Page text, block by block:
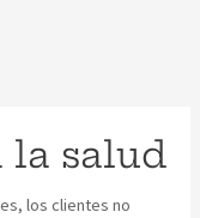
la salud
los clientes no